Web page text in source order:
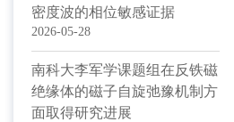
密度波的相位敏感证据
2026-05-28
南科大李军学课题组在反铁磁
绝缘体的磁子自旋弛豫机制方
面取得研究进展